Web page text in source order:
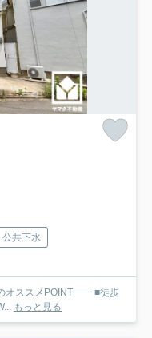
公共下水
もっと見る